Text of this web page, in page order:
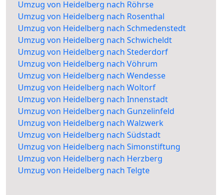
Umzug von Heidelberg nach Röhrse
Umzug von Heidelberg nach Rosenthal
Umzug von Heidelberg nach Schmedenstedt
Umzug von Heidelberg nach Schwicheldt
Umzug von Heidelberg nach Stederdorf
Umzug von Heidelberg nach Vöhrum
Umzug von Heidelberg nach Wendesse
Umzug von Heidelberg nach Woltorf
Umzug von Heidelberg nach Innenstadt
Umzug von Heidelberg nach Gunzelinfeld
Umzug von Heidelberg nach Walzwerk
Umzug von Heidelberg nach Südstadt
Umzug von Heidelberg nach Simonstiftung
Umzug von Heidelberg nach Herzberg
Umzug von Heidelberg nach Telgte